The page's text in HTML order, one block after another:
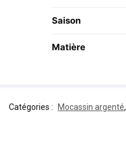
Saison
Matière
Catégories :
Mocassin argenté,